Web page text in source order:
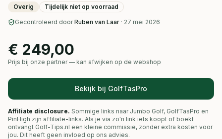
Overig Tijdelijk niet op voorraad
Gecontroleerd door Ruben van Laar · 27 mei 2026
€ 249,00
Prijs bij onze partner — kan afwijken op de webshop
Bekijk bij GolfTasPro
Affiliate disclosure. Sommige links naar Jumbo Golf, GolfTasPro en
PinHigh zijn affiliate-links. Als je via zo'n link iets koopt of boekt
ontvangt Golf-Tips.nl een kleine commissie, zonder extra kosten voor
jou. Dit heeft geen invloed op ons advies.